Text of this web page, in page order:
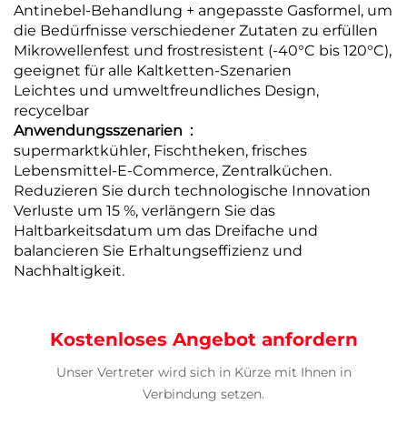
Antinebel-Behandlung + angepasste Gasformel, um
die Bedürfnisse verschiedener Zutaten zu erfüllen
Mikrowellenfest und frostresistent (-40°C bis 120°C),
geeignet für alle Kaltketten-Szenarien
Leichtes und umweltfreundliches Design,
recycelbar
Anwendungsszenarien ‌ :
supermarktkühler, Fischtheken, frisches
Lebensmittel-E-Commerce, Zentralküchen.
Reduzieren Sie durch technologische Innovation
Verluste um 15 %, verlängern Sie das
Haltbarkeitsdatum um das Dreifache und
balancieren Sie Erhaltungseffizienz und
Nachhaltigkeit.
Kostenloses Angebot anfordern
Unser Vertreter wird sich in Kürze mit Ihnen in
Verbindung setzen.